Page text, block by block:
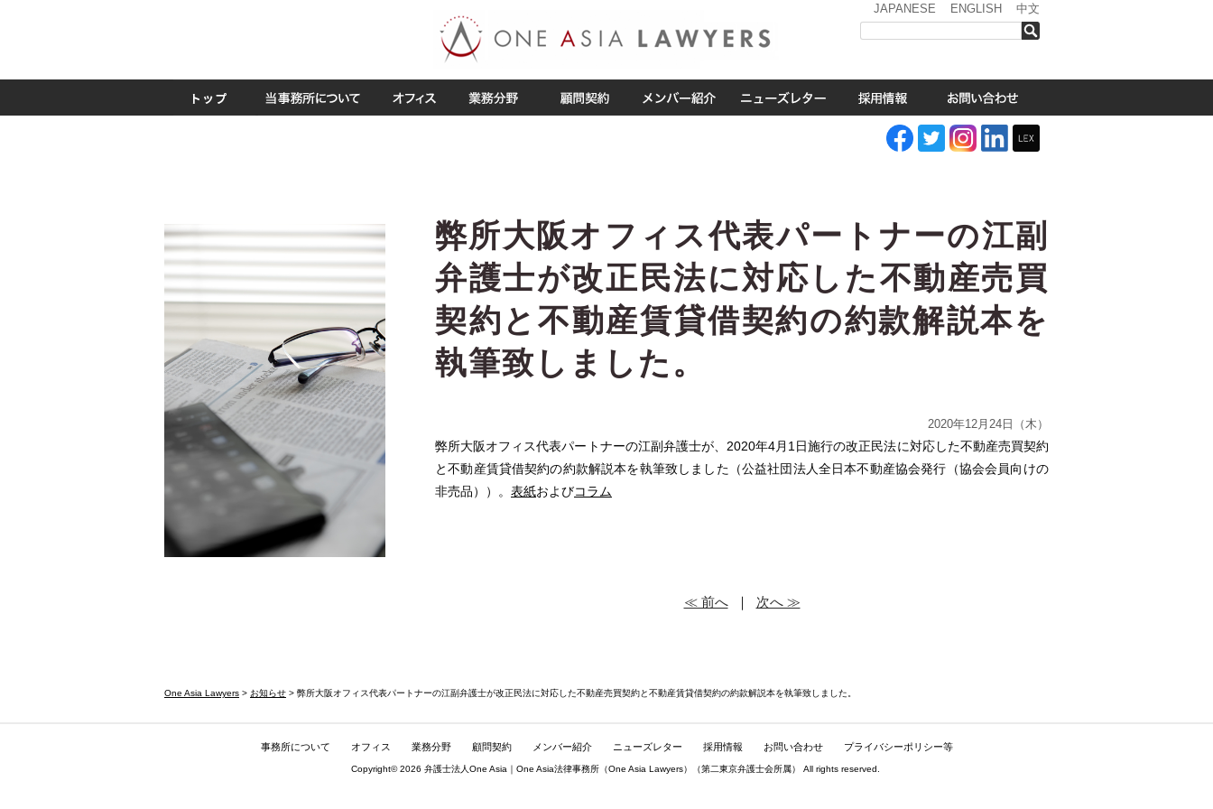
JAPANESE ENGLISH 中文
One Asia Lawyers > お知らせ > 弊所大阪オフィス代表パートナーの江副弁護士が改正民法に対応した不動産売買契約と不動産賃貸借契約の約款解説本を執筆致しました。
弊所大阪オフィス代表パートナーの江副
弁護士が改正民法に対応した不動産売買
契約と不動産賃貸借契約の約款解説本を
執筆致しました。
2020年12月24日（木）
弊所大阪オフィス代表パートナーの江副弁護士が、2020年4月1日施行の改正民法に対応した不動産売買契約
と不動産賃貸借契約の約款解説本を執筆致しました（公益社団法人全日本不動産協会発行（協会会員向けの
非売品））。 表紙およびコラム
≪ 前へ｜ 次へ ≫
事務所について オフィス 業務分野 顧問契約 メンバー紹介 ニューズレター 採用情報 お問い合わせ プライバシーポリシー等
Copyright© 2026 弁護士法人One Asia｜One Asia法律事務所（One Asia Lawyers）（第二東京弁護士会所属） All rights reserved.